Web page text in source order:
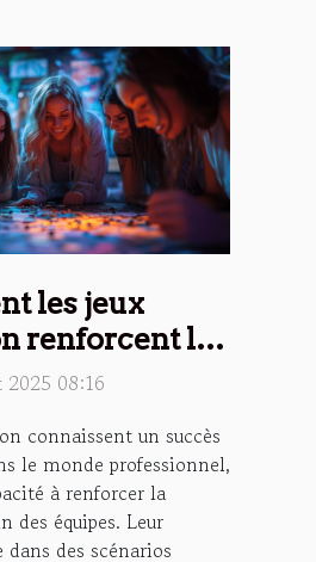
les jeux
renforcent les
?
2025 08:16
connaissent un succès
le monde professionnel,
à renforcer la
des équipes. Leur
des scénarios